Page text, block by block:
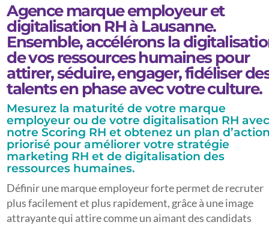
Agence marque employeur et
digitalisation RH à Lausanne.
Ensemble, accélérons la
de vos ressources humaines pour
attirer, séduire, engager, fidéliser
talents en phase avec votre culture.
Mesurez la maturité de votre marque
employeur ou de votre digitalisation RH
notre Scoring RH et obtenez un plan
priorisé pour améliorer votre stratégie
marketing RH et de digitalisation des
ressources humaines.
Définir une marque employeur forte permet de recruter
plus facilement et plus rapidement, grâce à une image
attrayante qui attire comme un aimant des candidats